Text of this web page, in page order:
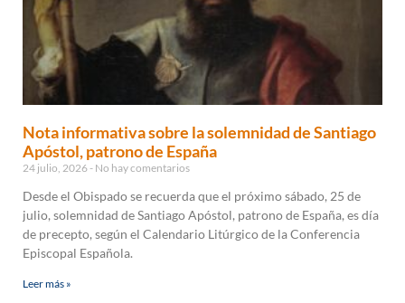
Nota informativa sobre la solemnidad de Santiago
Apóstol, patrono de España
24 julio, 2026 No hay comentarios
Desde el Obispado se recuerda que el próximo sábado, 25 de
julio, solemnidad de Santiago Apóstol, patrono de España, es día
de precepto, según el Calendario Litúrgico de la Conferencia
Episcopal Española.
Leer más »